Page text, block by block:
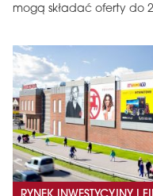
mogą składać oferty do